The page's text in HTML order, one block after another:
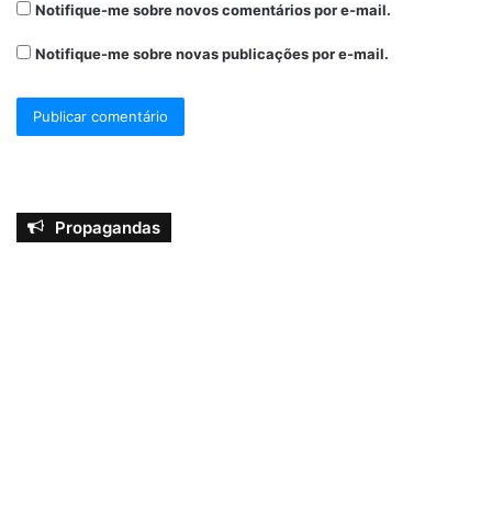
Notifique-me sobre novos comentários por e-mail.
Notifique-me sobre novas publicações por e-mail.
Propagandas